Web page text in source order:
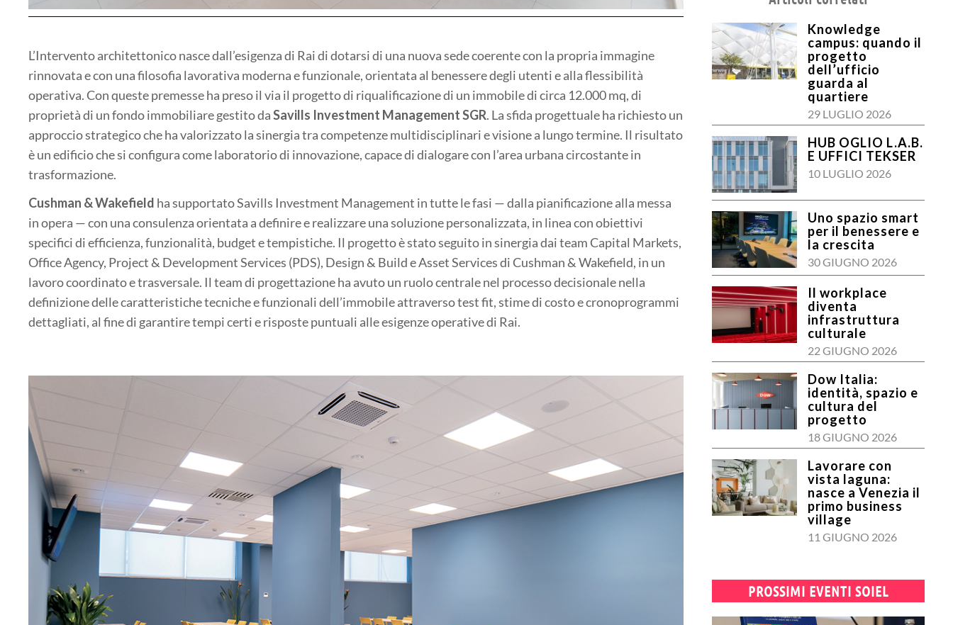
L’Intervento architettonico nasce dall’esigenza di Rai di dotarsi di una nuova sede coerente con la propria immagine
rinnovata e con una filosofia lavorativa moderna e funzionale, orientata al benessere degli utenti e alla flessibilità
operativa. Con queste premesse ha preso il via il progetto di riqualificazione di un immobile di circa 12.000 mq, di
proprietà di un fondo immobiliare gestito daSavills Investment Management SGR. La sfida progettuale ha richiesto un
approccio strategico che ha valorizzato la sinergia tra competenze multidisciplinari e visione a lungo termine. Il risultato
è un edificio che si configura come laboratorio di innovazione, capace di dialogare con l’area urbana circostante in
trasformazione.
Cushman & Wakefield ha supportato Savills Investment Management in tutte le fasi — dalla pianificazione alla messa
in opera — con una consulenza orientata a definire e realizzare una soluzione personalizzata, in linea con obiettivi
specifici di efficienza, funzionalità, budget e tempistiche. Il progetto è stato seguito in sinergia dai team Capital Markets,
Office Agency, Project & Development Services (PDS), Design & Build e Asset Services di Cushman & Wakefield, in un
lavoro coordinato e trasversale. Il team di progettazione ha avuto un ruolo centrale nel processo decisionale nella
definizione delle caratteristiche tecniche e funzionali dell’immobile attraverso test fit, stime di costo e cronoprogrammi
dettagliati, al fine di garantire tempi certi e risposte puntuali alle esigenze operative di Rai.
Knowledge
campus: quando il
progetto
dell’ufficio
guarda al
quartiere
29 LUGLIO 2026
HUB OGLIO L.A.B.
E UFFICI TEKSER
10 LUGLIO 2026
Uno spazio smart
per il benessere e
la crescita
30 GIUGNO 2026
Il workplace
diventa
infrastruttura
culturale
22 GIUGNO 2026
Dow Italia:
identità, spazio e
cultura del
progetto
18 GIUGNO 2026
Lavorare con
vista laguna:
nasce a Venezia il
primo business
village
11 GIUGNO 2026
PROSSIMI EVENTI SOIEL